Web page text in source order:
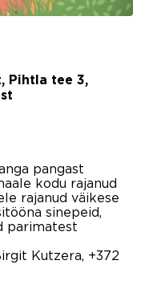
Pihtla tee 3,
pangast
kodu rajanud
rajanud väikese
sinepeid,
parimatest
Kutzera, +372